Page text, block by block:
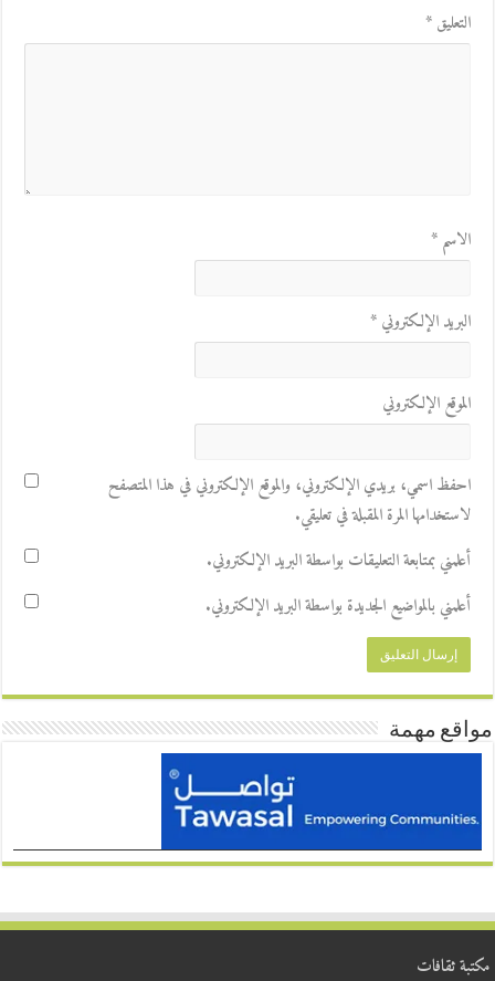
التعليق*
الاسم*
البريد الإلكتروني*
الموقع الإلكتروني
احفظ اسمي، بريدي الإلكتروني، والموقع الإلكتروني في هذا المتصفح
لاستخدامها المرة المقبلة في تعليقي.
أعلمني بمتابعة التعليقات بواسطة البريد الإلكتروني.
أعلمني بالمواضيع الجديدة بواسطة البريد الإلكتروني.
مواقع مهمة
مكتبة ثقافات